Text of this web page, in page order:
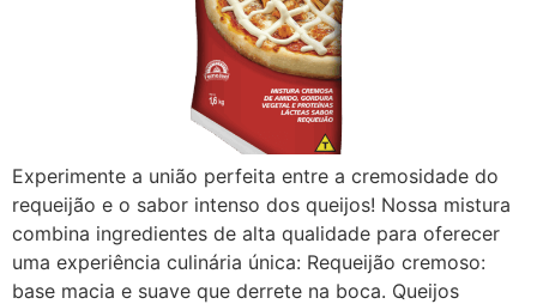
Experimente a união perfeita entre a cremosidade do
requeijão e o sabor intenso dos queijos! Nossa mistura
combina ingredientes de alta qualidade para oferecer
uma experiência culinária única: Requeijão cremoso:
base macia e suave que derrete na boca. Queijos